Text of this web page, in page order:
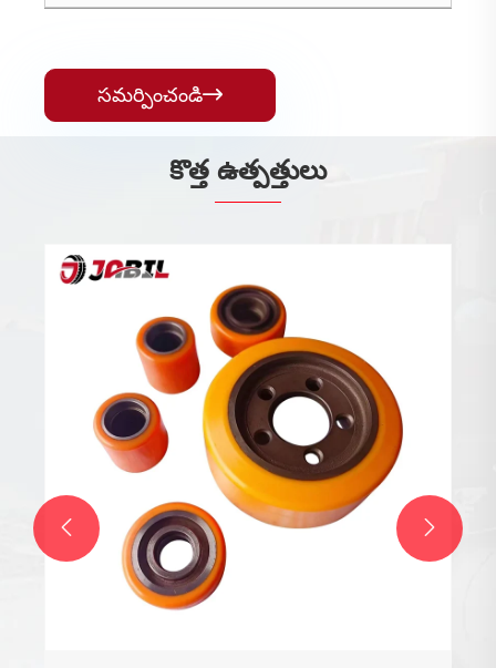
సమర్పించండి
కొత్త ఉత్పత్తులు
ట్రాన్స్పోర్టర్ టైర్లు
మరిన్ని చూడండి >>
 